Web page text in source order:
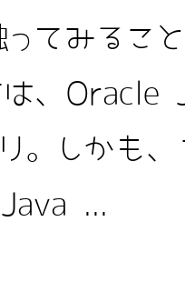
てみるこ
は、Oracle
。しかも
...